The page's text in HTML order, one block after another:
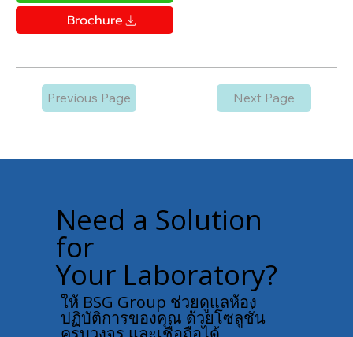
Brochure
Previous Page Next Page
Need a Solution
for
Your Laboratory?
ให้ BSG Group ช่วยดูแลห้อง
ปฏิบัติการของคุณ ด้วยโซลูชั่น